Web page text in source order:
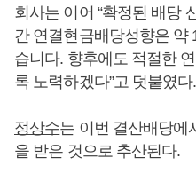
회사는 이어 “확정된 배당
간 연결현금배당성향은 약
습니다. 향후에도 적절한
록 노력하겠다”고 덧붙였다.
정상수는 이번 결산배당에
을 받은 것으로 추산된다.